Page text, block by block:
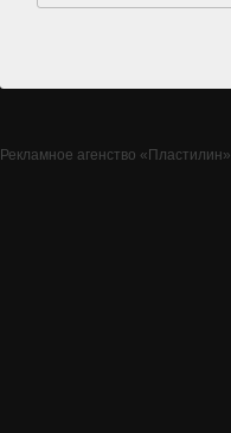
Рекламное агенство «Пластилин»